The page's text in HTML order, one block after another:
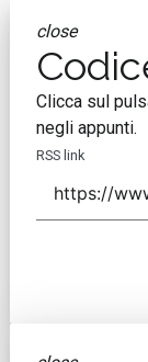
close
Clicca sul
negli appunti.
RSS link